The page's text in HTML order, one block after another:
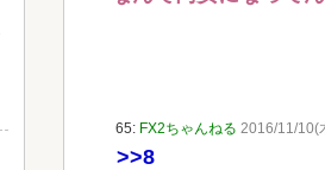
65: FX2ちゃんねる 2016/11/10(
>>8